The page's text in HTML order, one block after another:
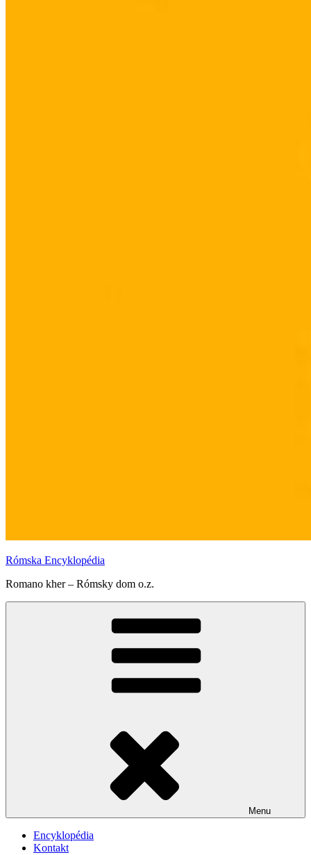
Rómska Encyklopédia
Romano kher – Rómsky dom o.z.
Menu
Encyklopédia
Kontakt